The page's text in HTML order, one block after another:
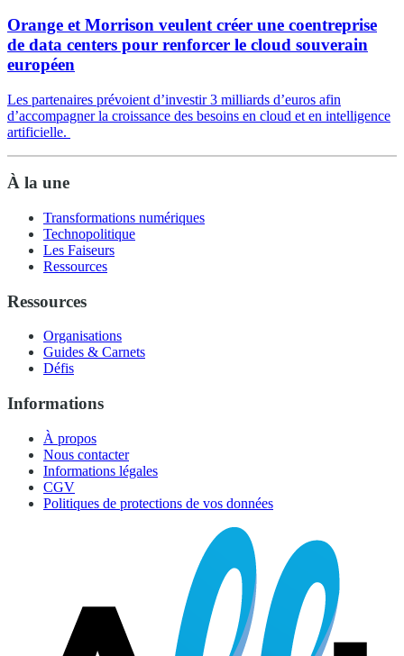
Orange et Morrison veulent créer une coentreprise
de data centers pour renforcer le cloud souverain
européen
Les partenaires prévoient d’investir 3 milliards d’euros afin
d’accompagner la croissance des besoins en cloud et en intelligence
artificielle.
À la une
Transformations numériques
Technopolitique
Les Faiseurs
Ressources
Ressources
Organisations
Guides & Carnets
Défis
Informations
À propos
Nous contacter
Informations légales
CGV
Politiques de protections de vos données